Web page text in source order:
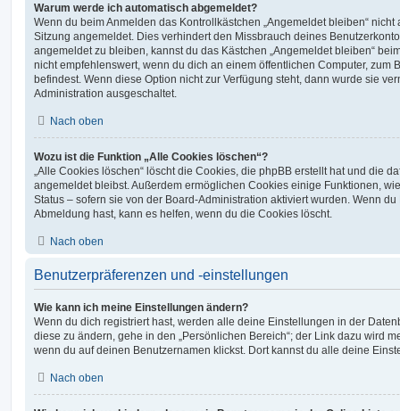
Warum werde ich automatisch abgemeldet?
Wenn du beim Anmelden das Kontrollkästchen „Angemeldet bleiben“
Sitzung angemeldet. Dies verhindert den Missbrauch deines
angemeldet zu bleiben, kannst du das Kästchen „Angemeldet bleiben“
nicht empfehlenswert, wenn du dich an einem öffentlichen Computer, zum
befindest. Wenn diese Option nicht zur Verfügung steht, dann wurde sie
Administration ausgeschaltet.
Nach oben
Wozu ist die Funktion „Alle Cookies löschen“?
„Alle Cookies löschen“ löscht die Cookies, die phpBB erstellt hat und die
angemeldet bleibst. Außerdem ermöglichen Cookies einige Funktionen,
Status – sofern sie von der Board-Administration aktiviert wurden. Wenn
Abmeldung hast, kann es helfen, wenn du die Cookies löscht.
Nach oben
Benutzerpräferenzen und -einstellungen
Wie kann ich meine Einstellungen ändern?
Wenn du dich registriert hast, werden alle deine Einstellungen in der
diese zu ändern, gehe in den „Persönlichen Bereich“; der Link dazu wird
wenn du auf deinen Benutzernamen klickst. Dort kannst du alle deine
Nach oben